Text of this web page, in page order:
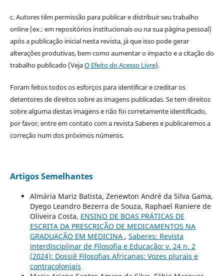
c. Autores têm permissão para publicar e distribuir seu trabalho
online (ex.: em repositórios institucionais ou na sua página pessoal)
após a publicação inicial nesta revista, já que isso pode gerar
alterações produtivas, bem como aumentar o impacto e a citação do
trabalho publicado (VejaO Efeito do Acesso Livre).
Foram feitos todos os esforços para identificar e creditar os
detentores de direitos sobre as imagens publicadas. Se tem direitos
sobre alguma destas imagens e não foi corretamente identificado,
por favor, entre em contato com a revista Saberes e publicaremos a
correção num dos próximos números.
Artigos Semelhantes
Almária Mariz Batista, Zenewton André da Silva Gama,
Dyego Leandro Bezerra de Souza, Raphael Raniere de
Oliveira Costa, ENSINO DE BOAS PRÁTICAS DE
ESCRITA DA PRESCRIÇÃO DE MEDICAMENTOS NA
GRADUAÇÃO EM MEDICINA , Saberes: Revista
interdisciplinar de Filosofia e Educação: v. 24 n. 2
(2024): Dossiê Filosofias Africanas: Vozes plurais e
contracoloniais